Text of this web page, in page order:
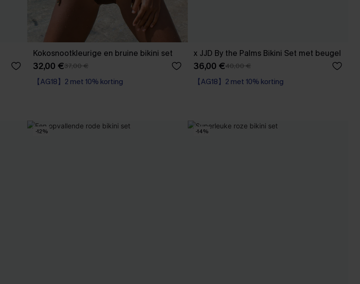
Kokosnootkleurige en bruine bikini set
32,00 €37,00 €
【AG18】2 met 10% korting
x JJD By the Palms Bikini Set met beugel
36,00 €40,00 €
【AG18】2 met 10% korting
-12% -14%